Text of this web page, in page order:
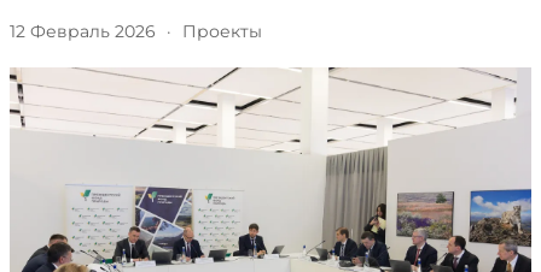
12 Февраль 2026 · Проекты